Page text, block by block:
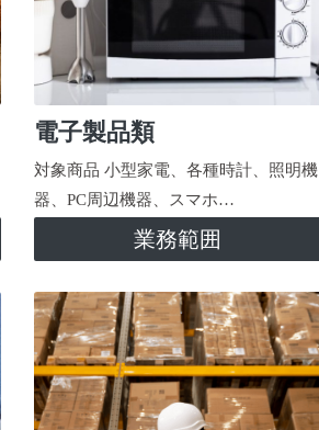
電子製品類
対象商品 小型家電、各種時計、照明機
器、PC周辺機器、スマホ…
業務範囲